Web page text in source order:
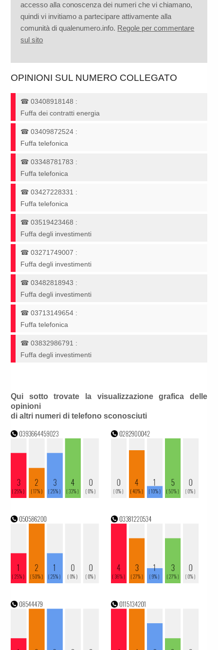
accesso alla conoscenza dei numeri che vi chiamano,
quindi vi invitiamo a partecipare attivamente alla
comunità di qualenumero.info. Regole per commentare
sul sito
OPINIONI SUL NUMERO COLLEGATO
☎03408918148 :
Fuffa dei contratti energia
☎03409872524 :
Fuffa telefonica
☎03348781783 :
Fuffa telefonica
☎03427228331 :
Fuffa telefonica
☎03519423468 :
Fuffa degli investimenti
☎03271749007 :
Fuffa degli investimenti
☎03482818943 :
Fuffa degli investimenti
☎03713149654 :
Fuffa telefonica
☎03832986791 :
Fuffa degli investimenti
Qui sotto trovate la visualizzazione grafica delle
opinioni
di altri numeri di telefono sconosciuti